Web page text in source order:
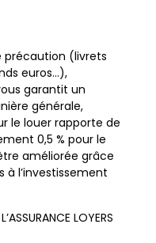
précaution (livrets
euros…),
garantit un
générale,
le louer rapporte de
0,5 % pour le
améliorée grâce
à l’investissement
LOYERS